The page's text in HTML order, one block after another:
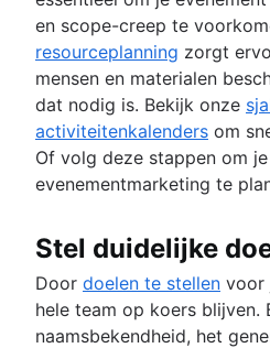
en scope-creep te
resourceplanning zorgt
mensen en materialen
dat nodig is. Bekijk onze
activiteitenkalenders om
Of volg deze stappen om
evenementmarketing te
Stel duidelijke
Door doelen te stellen voor
hele team op koers blijven.
naamsbekendheid, het